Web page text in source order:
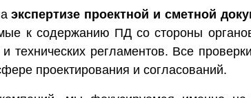
экспертизе проектной и сметной
к содержанию ПД со стороны
технических регламентов. Все
проектирования и согласований.